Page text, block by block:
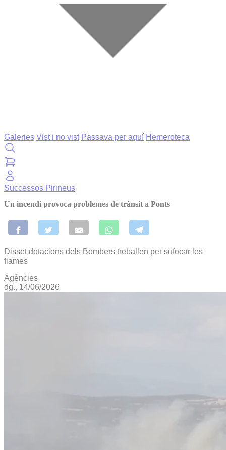
Galeries Vist i no vist Passava per aquí Hemeroteca
Successos Pirineus
Un incendi provoca problemes de trànsit a Ponts
Disset dotacions dels Bombers treballen per sufocar les
flames
Agències
dg., 14/06/2026